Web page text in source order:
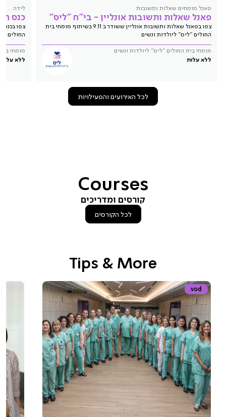
פאנל מומחים שאלות ותשובות
פאנל שאלות ותשובות אונליין - בי"ח "ליס"
צפו בפאנל שאלות ותשובות אונליין ששודר ב 9.11 בשיתוף מומחי בית
החולים "ליס" ליולדות ונשים
מומחי בית החולים "ליס" ליולדות ונשים
ללא עלות
לידה
כנס
החולים
מומחי
ללא עלות
לכל האירועים והפעילויות
Courses
קורסים ומדריכים
לכל הקורסים
Tips & More
vod